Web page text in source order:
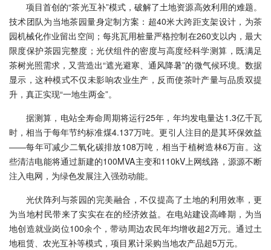
项目首创的“茶光互补”模式，破解了土地资源高效利用的难题。
技术团队为当地茶园量身定制方案：超40米大跨距支架设计，为茶
园机械化作业留出空间；每兆瓦用桩量严格控制在260支以内，最大
限度保护茶园完整度；光伏组件的密度与高度经科学测算，既满足
茶树光照需求，又营造出“遮光避寒、通风降暑”的微气候环境。数据
显示，这种模式不仅未影响农业生产，反而使茶叶产量与品质双提
升，真正实现“一地生两金”。
据测算，电站全寿命周期将运行25年，年均发电量达1.3亿千瓦
时，相当于每年节约标准煤4.137万吨。更引人注目的是其环保效益
——每年可减少二氧化碳排放108万吨，相当于植树造林6万亩。这
些清洁电能将通过新建的100MVA主变和110kV上网线路，源源不断
注入电网，为绿色发展注入强劲动能。
光伏阵列与茶园的完美融合，不仅提高了土地的利用效率，更
为当地村民带来了实实在在的经济效益。在电站建设高峰期，为当
地创造就业岗位100余个，带动周边农民年均增收超2万元。通过土
地租赁、农光互补等模式，项目累计采购当地农产品超5万元。